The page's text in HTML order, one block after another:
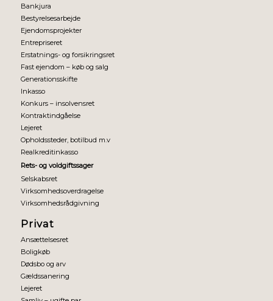
Bankjura
Bestyrelsesarbejde
Ejendomsprojekter
Entrepriseret
Erstatnings- og forsikringsret
Fast ejendom – køb og salg
Generationsskifte
Inkasso
Konkurs – insolvensret
Kontraktindgåelse
Lejeret
Opholdssteder, botilbud m.v
Realkreditinkasso
Rets- og voldgiftssager
Selskabsret
Virksomhedsoverdragelse
Virksomhedsrådgivning
Privat
Ansættelsesret
Boligkøb
Dødsbo og arv
Gældssanering
Lejeret